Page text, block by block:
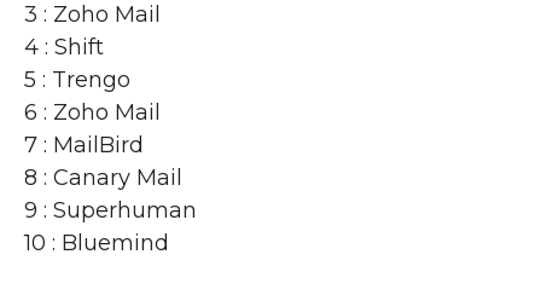
3 : Zoho Mail
4 : Shift
5 : Trengo
6 : Zoho Mail
7 : MailBird
8 : Canary Mail
9 : Superhuman
10 : Bluemind